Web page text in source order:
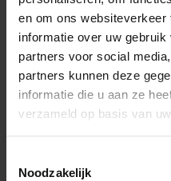
en om ons
informatie over uw
partners voor social
partners kunnen deze
informatie die u aan ze
verzameld op basis van
Noodzakelijk
enthousiasmerend
Je werkt
planning en